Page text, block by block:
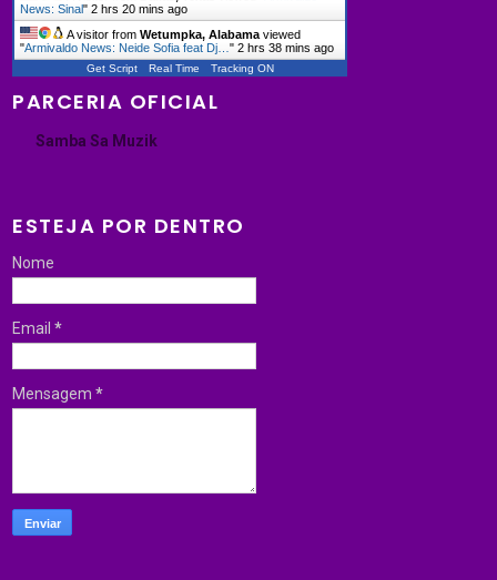
News: Sinal"2 hrs 20 mins ago
A visitor fromWetumpka, Alabama viewed
"Armivaldo News: Neide Sofia feat Dj…"2 hrs 38 mins ago
Get Script Real Time Tracking ON
PARCERIA OFICIAL
Samba Sa Muzik
ESTEJA POR DENTRO
Nome
Email*
Mensagem*